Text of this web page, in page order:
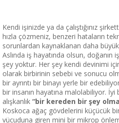
Kendi işinizde ya da çalıştığınız
hızla çözmeniz, benzeri hataların
sorunlardan kaynaklanan daha
Aslında iş hayatında olsun,
şey yoktur. Her şey kendi devinimi
olarak birbirinin sebebi ve sonucu
bir ayrıntı bir binayı yerle bir
bir insanın hayatına malolabiliyor.
alışkanlık “bir kereden bir şey
Koskoca ağaç gövdelerini küçücük
vücuduna giren mini bir mikrop